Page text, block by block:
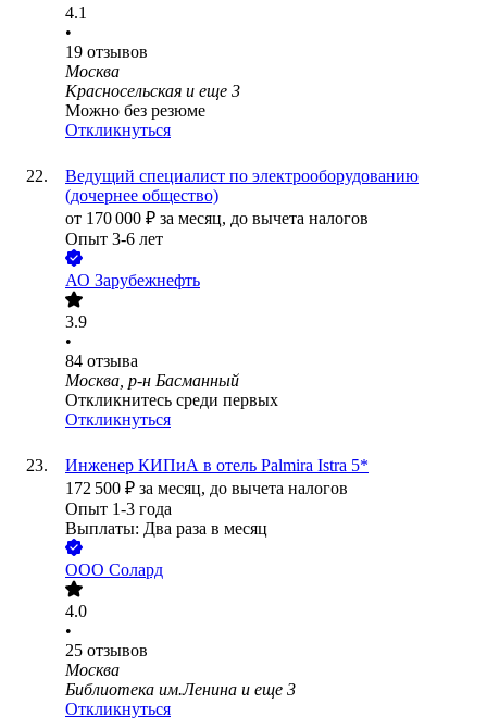
4.1
•
19 отзывов
Москва
Красносельская и еще 3
Можно без резюме
Откликнуться
Ведущий специалист по электрооборудованию
(дочернее общество)
от 170 000 ₽ за месяц, до вычета налогов
Опыт 3-6 лет
АО Зарубежнефть
3.9
•
84 отзыва
Москва, р-н Басманный
Откликнитесь среди первых
Откликнуться
Инженер КИПиА в отель Palmira Istra 5*
172 500 ₽ за месяц, до вычета налогов
Опыт 1-3 года
Выплаты: Два раза в месяц
ООО Солард
4.0
•
25 отзывов
Москва
Библиотека им.Ленина и еще 3
Откликнуться